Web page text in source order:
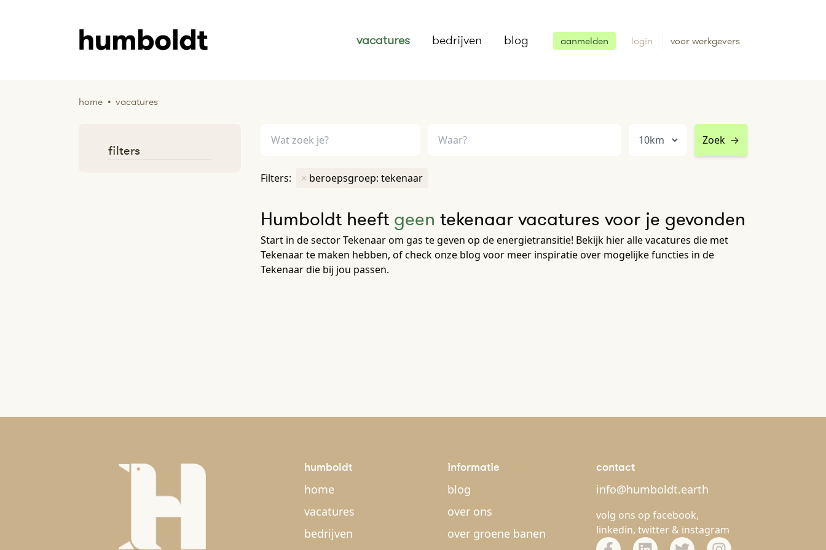
vacatures bedrijven blog aanmelden login voor werkgevers
home • vacatures
Zoek →
Filters: × beroepsgroep: tekenaar
Humboldt heeft geen tekenaar vacatures voor je gevonden
Start in de sector Tekenaar om gas te geven op de energietransitie! Bekijk hier alle vacatures die met
Tekenaar te maken hebben, of check onze blog voor meer inspiratie over mogelijke functies in de
Tekenaar die bij jou passen.
filters
humboldt
home
vacatures
bedrijven
informatie
blog
over ons
over groene banen
contact
info@humboldt.earth
volg ons op facebook,
linkedin, twitter & instagram